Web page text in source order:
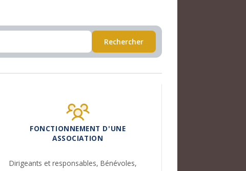
Rechercher
FONCTIONNEMENT D'UNE
ASSOCIATION
Dirigeants et responsables,Bénévoles,